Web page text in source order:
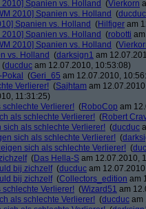
2010] Spanien vs. Holland (Vierkorn
2010] Spanien vs. Holland (ducduc
Spanien vs. Holland (Hilfiger am
2010] Spanien vs. Holland (robotti
2010] Spanien vs. Holland (
vs. Holland (darksign1 am
(ducduc am 12.07.2010, 10:53:08)
(Geri_65 am 12.07.2010,
Verlierer! (Sajhtam am
11:31:25)
Verlierer! (RoboCop am
als schlechte Verlierer! (Robert
als schlechte Verlierer! (ducduc
sich als schlechte Verlierer! (
sich als schlechte Verlierer! (
(Das Hella-S am 12.07.2010,
bij zichzelf(ducduc am
bij zichzelf(Collectors_edition am
Verlierer! (Wizard51 am
als schlechte Verlierer! (ducduc am